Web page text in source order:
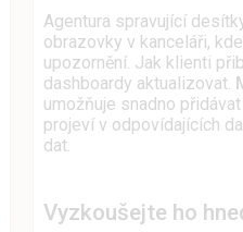
Agentura spravující
obrazovky v kanceláři,
upozornění. Jak klienti
dashboardy aktualizovat.
umožňuje snadno
projeví v odpovídajících
dat.
Vyzkoušejte ho